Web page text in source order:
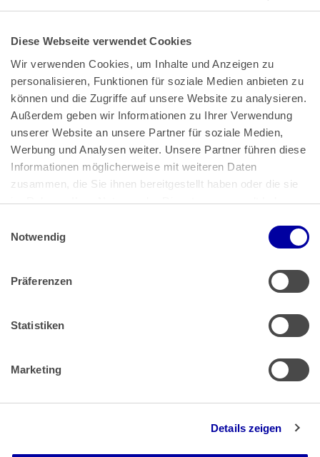
Diese Webseite verwendet Cookies
Wir verwenden Cookies, um Inhalte und Anzeigen zu
personalisieren, Funktionen für soziale Medien anbieten zu
können und die Zugriffe auf unsere Website zu analysieren.
Außerdem geben wir Informationen zu Ihrer Verwendung
unserer Website an unsere Partner für soziale Medien,
Werbung und Analysen weiter. Unsere Partner führen diese
Informationen möglicherweise mit weiteren Daten
zusammen, die Sie ihnen bereitgestellt haben oder die sie
im Rahmen Ihrer Nutzung der Dienste gesammelt haben.
Impressum
Notwendig
Präferenzen
Statistiken
Marketing
Details zeigen
Bundeskanzlerplatz 2
53113 Bonn
Pressemitteilungen|AGB
Impressum|Datenschutz
Muster Widerrufsformular (PDF)
Barrierefreiheit